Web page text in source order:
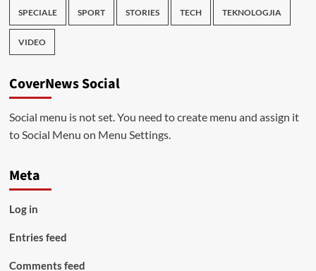
SPECIALE SPORT STORIES TECH TEKNOLOGJIA
VIDEO
CoverNews Social
Social menu is not set. You need to create menu and assign it
to Social Menu on Menu Settings.
Meta
Log in
Entries feed
Comments feed